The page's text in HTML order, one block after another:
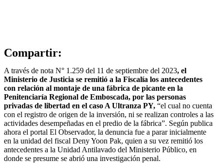
Compartir:
A través de nota N° 1.259 del 11 de septiembre del 2023, el
Ministerio de Justicia se remitió a la Fiscalía los antecedentes
con relación al montaje de una fábrica de picante en la
Penitenciaría Regional de Emboscada, por las personas
privadas de libertad en el caso A Ultranza PY, “el cual no cuenta
con el registro de origen de la inversión, ni se realizan controles a las
actividades desempeñadas en el predio de la fábrica”. Según publica
ahora el portal El Observador, la denuncia fue a parar inicialmente
en la unidad del fiscal Deny Yoon Pak, quien a su vez remitió los
antecedentes a la Unidad Antilavado del Ministerio Público, en
donde se presume se abrió una investigación penal.